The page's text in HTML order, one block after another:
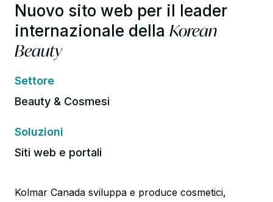
Nuovo sito web per il leader
internazionale della Korean
Beauty
Settore
Beauty & Cosmesi
Soluzioni
Siti web e portali
Kolmar Canada sviluppa e produce cosmetici,